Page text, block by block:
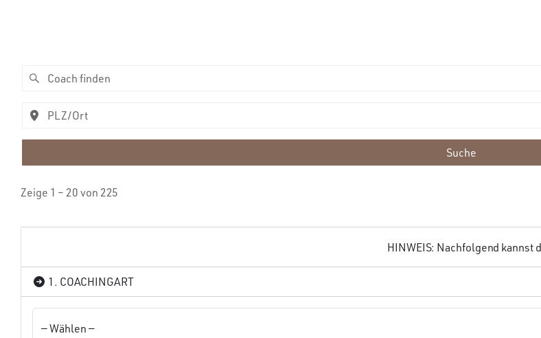
Suche
Zeige 1 – 20 von 225
HINWEIS: Nachfolgend kannst
1. COACHINGART